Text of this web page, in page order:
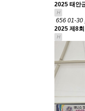
2025 태안
H
656 01-30
2025 제8
H